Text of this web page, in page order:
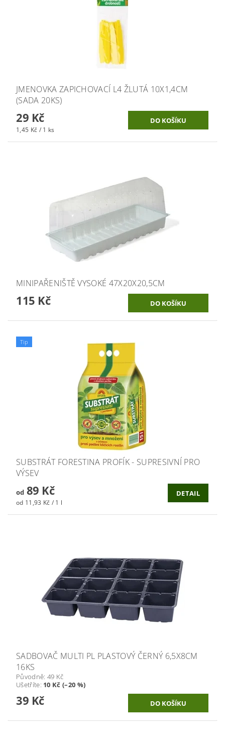
JMENOVKA ZAPICHOVACÍ L4 ŽLUTÁ 10X1,4CM
(SADA 20KS)
29 Kč
1,45 Kč / 1 ks
MINIPAŘENIŠTĚ VYSOKÉ 47X20X20,5CM
115 Kč
Tip
SUBSTRÁT FORESTINA PROFÍK - SUPRESIVNÍ PRO
VÝSEV
od89 Kč
od 11,93 Kč / 1 l
DETAIL
SADBOVAČ MULTI PL PLASTOVÝ ČERNÝ 6,5X8CM
16KS
Původně: 49 Kč
Ušetříte: 10 Kč (–20 %)
39 Kč